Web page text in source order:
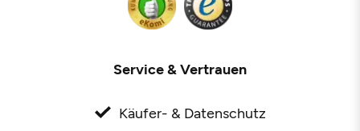
Service & Vertrauen
Käufer- & Datenschutz